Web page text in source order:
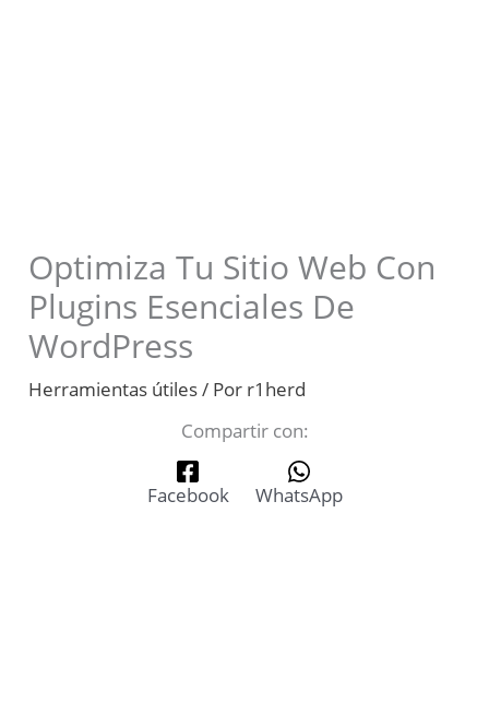
Optimiza Tu Sitio Web Con
Plugins Esenciales De
WordPress
Herramientas útiles/ Por r1herd
Compartir con:
Facebook WhatsApp